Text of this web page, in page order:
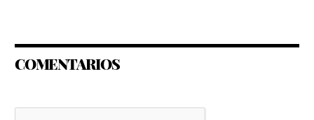
COMENTARIOS